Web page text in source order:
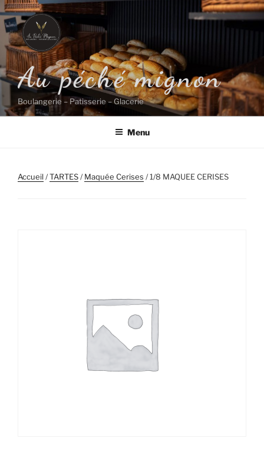
Aller
au
contenu
principal
Au péché mignon
Boulangerie – Patisserie – Glacerie
Menu
Accueil/TARTES/Maquée Cerises / 1/8 MAQUEE CERISES